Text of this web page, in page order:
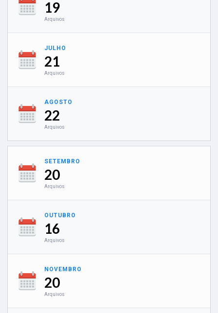
19
Arquivos
JULHO
21
Arquivos
AGOSTO
22
Arquivos
SETEMBRO
20
Arquivos
OUTUBRO
16
Arquivos
NOVEMBRO
20
Arquivos